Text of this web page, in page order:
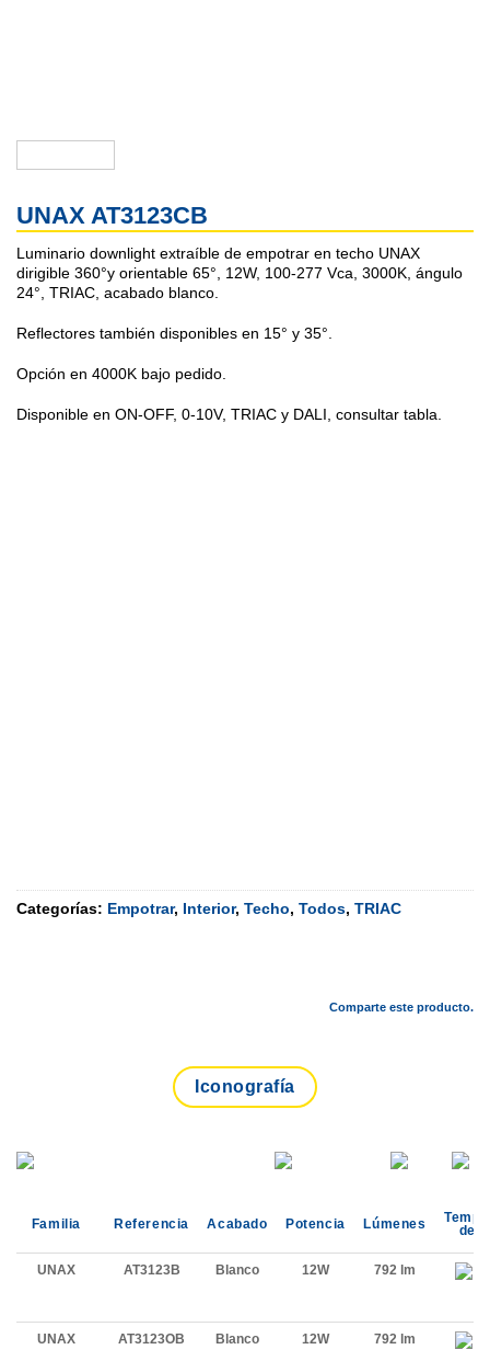
UNAX AT3123CB
Luminario downlight extraíble de empotrar en techo UNAX
dirigible 360°y orientable 65°, 12W, 100-277 Vca, 3000K, ángulo
24°, TRIAC, acabado blanco.
Reflectores también disponibles en 15° y 35°.
Opción en 4000K bajo pedido.
Disponible en ON-OFF, 0-10V, TRIAC y DALI, consultar tabla.
Categorías: Empotrar, Interior, Techo, Todos, TRIAC
Comparte este producto.
Iconografía
Familia Referencia Acabado Potencia Lúmenes
de
UNAX AT3123B Blanco 12W 792 lm
UNAX AT3123OB Blanco 12W 792 lm